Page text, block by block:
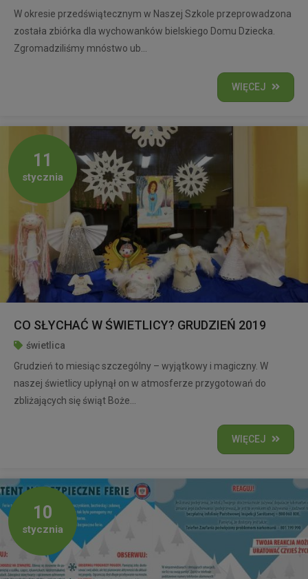
W okresie przedświątecznym w Naszej Szkole przeprowadzona
została zbiórka dla wychowanków bielskiego Domu Dziecka.
Zgromadziliśmy mnóstwo ub...
WIĘCEJ
11
stycznia
CO SŁYCHAĆ W ŚWIETLICY? GRUDZIEŃ 2019
świetlica
Grudzień to miesiąc szczególny – wyjątkowy i magiczny. W
naszej świetlicy upłynął on w atmosferze przygotowań do
zbliżających się świąt Boże...
WIĘCEJ
10
stycznia